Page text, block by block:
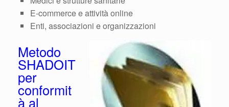
E-commerce e attività online
Enti, associazioni e organizzazioni
Metodo
SHADOIT
per
conformit
à al